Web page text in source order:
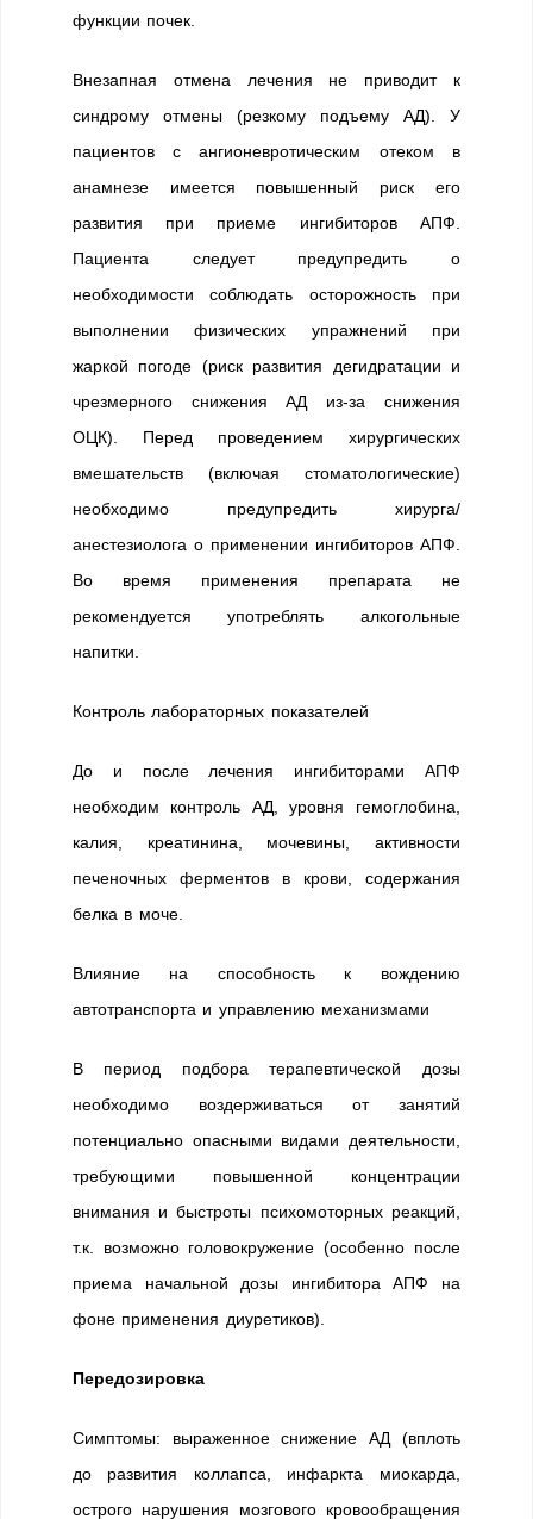
функции почек.
Внезапная отмена лечения не приводит к
синдрому отмены (резкому подъему АД). У
пациентов с ангионевротическим отеком в
анамнезе имеется повышенный риск его
развития при приеме ингибиторов АПФ.
Пациента следует предупредить о
необходимости соблюдать осторожность при
выполнении физических упражнений при
жаркой погоде (риск развития дегидратации и
чрезмерного снижения АД из-за снижения
ОЦК). Перед проведением хирургических
вмешательств (включая стоматологические)
необходимо предупредить хирурга/
анестезиолога о применении ингибиторов АПФ.
Во время применения препарата не
рекомендуется употреблять алкогольные
напитки.
Контроль лабораторных показателей
До и после лечения ингибиторами АПФ
необходим контроль АД, уровня гемоглобина,
калия, креатинина, мочевины, активности
печеночных ферментов в крови, содержания
белка в моче.
Влияние на способность к вождению
автотранспорта и управлению механизмами
В период подбора терапевтической дозы
необходимо воздерживаться от занятий
потенциально опасными видами деятельности,
требующими повышенной концентрации
внимания и быстроты психомоторных реакций,
т.к. возможно головокружение (особенно после
приема начальной дозы ингибитора АПФ на
фоне применения диуретиков).
Передозировка
Симптомы: выраженное снижение АД (вплоть
до развития коллапса, инфаркта миокарда,
острого нарушения мозгового кровообращения